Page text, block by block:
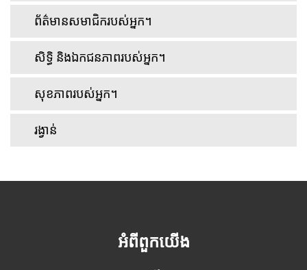
ព័ត៌មានសមាជិករបស់អ្នក។
សិទ្ធិ និងឯកជនភាពរបស់អ្នក។
សុខភាពរបស់អ្នក។
រង្វាន់
អំពីពួកយើង